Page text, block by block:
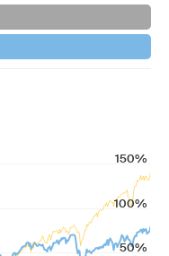
50%
100%
150%